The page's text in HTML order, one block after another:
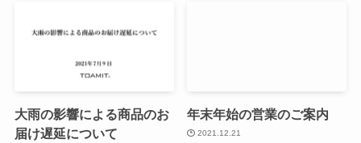
大雨の影響による商品のお
届け遅延について
年末年始の営業のご案内
2021.12.21